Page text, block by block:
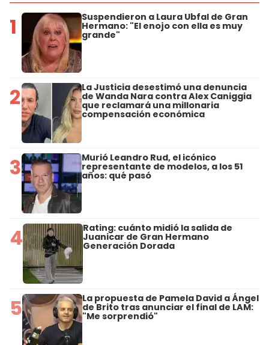
1 Suspendieron a Laura Ubfal de Gran
Hermano: "El enojo con ella es muy
grande"
2 La Justicia desestimó una denuncia
de Wanda Nara contra Alex Caniggia
que reclamará una millonaria
compensación económica
3 Murió Leandro Rud, el icónico
representante de modelos, a los 51
años: qué pasó
4 Rating: cuánto midió la salida de
Juanicar de Gran Hermano
Generación Dorada
5 La propuesta de Pamela David a Ángel
de Brito tras anunciar el final de LAM:
"Me sorprendió"